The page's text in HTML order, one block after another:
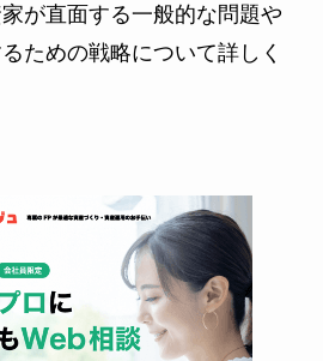
が直面する一般的な問題や
ための戦略について詳しく